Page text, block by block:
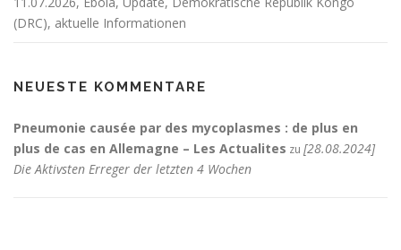
(DRC), aktuelle Informationen
NEUESTE KOMMENTARE
Pneumonie causée par des mycoplasmes : de plus en
plus de cas en Allemagne – Les Actualites zu [28.08.2024]
Die Aktivsten Erreger der letzten 4 Wochen